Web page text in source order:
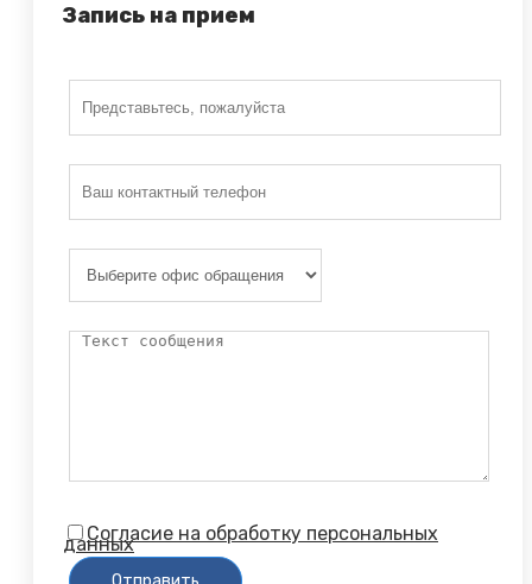
Запись на прием
Согласие на обработку персональных
данных